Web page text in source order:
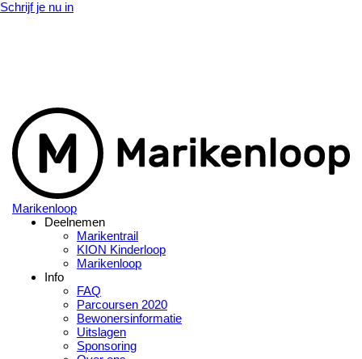
Schrijf je nu in
Marikenloop
Deelnemen
Marikentrail
KION Kinderloop
Marikenloop
Info
FAQ
Parcoursen 2020
Bewonersinformatie
Uitslagen
Sponsoring